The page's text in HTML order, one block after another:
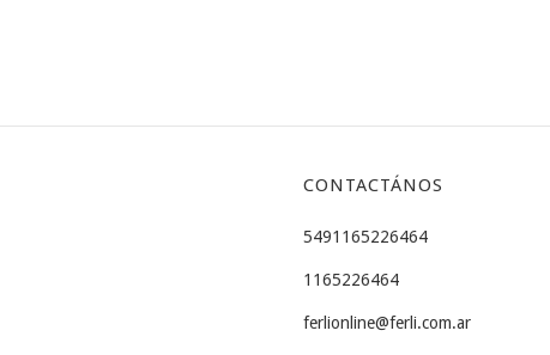
CONTACTÁNOS
5491165226464
1165226464
ferlionline@ferli.com.ar